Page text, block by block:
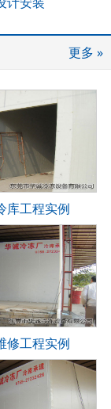
更多 »
库工程实例
修工程实例